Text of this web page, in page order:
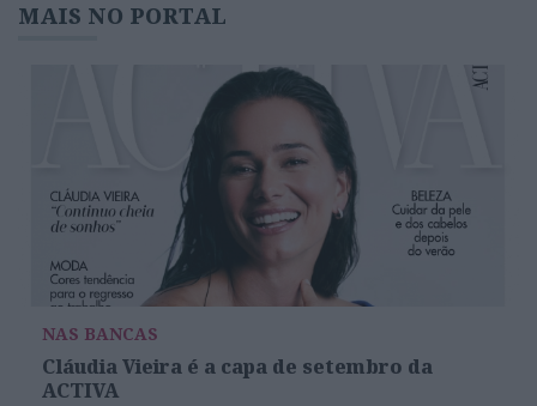
MAIS NO PORTAL
NAS BANCAS
Cláudia Vieira é a capa de setembro da
ACTIVA